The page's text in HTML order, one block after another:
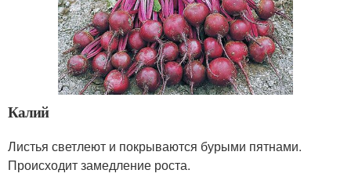
Калий
Листья светлеют и покрываются бурыми пятнами.
Происходит замедление роста.